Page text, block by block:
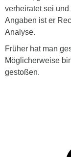
verheiratet sei
Angaben ist er
Analyse.
Früher hat man
Möglicherweise
gestoßen.